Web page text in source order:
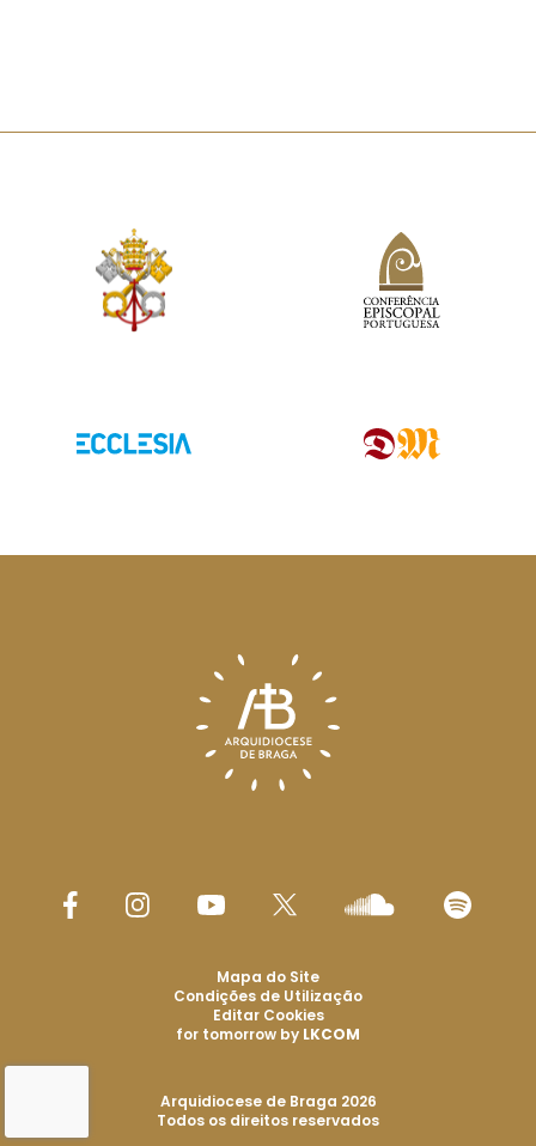
Arquidiocese de Braga 2026
Todos os direitos reservados
Mapa do Site
Condições de Utilização
Editar Cookies
for tomorrow by LKCOM